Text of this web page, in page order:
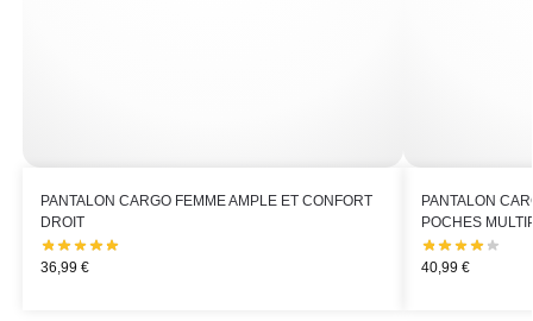
PANTALON CARGO FEMME AMPLE ET CONFORT
DROIT
36,99 €
PANTALON
POCHES
40,99 €